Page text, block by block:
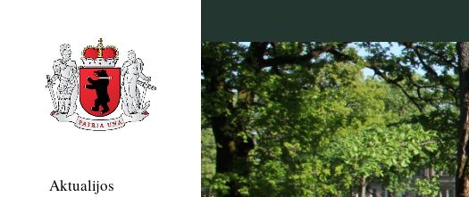
Aktualijos